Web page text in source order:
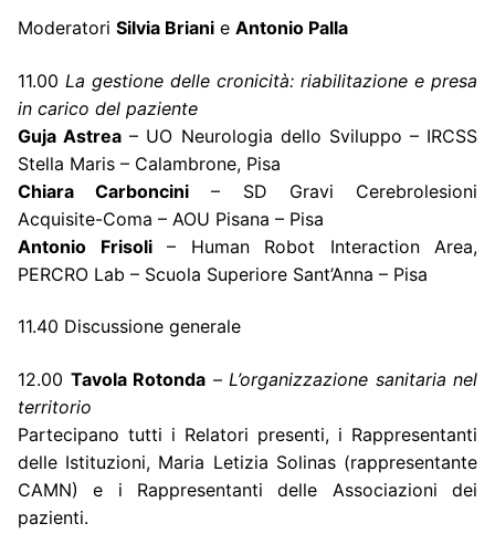
Moderatori Silvia Briani e Antonio Palla
11.00 La gestione delle cronicità: riabilitazione e presa
in carico del paziente
Guja Astrea – UO Neurologia dello Sviluppo – IRCSS
Stella Maris – Calambrone, Pisa
Chiara Carboncini – SD Gravi Cerebrolesioni
Acquisite-Coma – AOU Pisana – Pisa
Antonio Frisoli– Human Robot Interaction Area,
PERCRO Lab – Scuola Superiore Sant’Anna – Pisa
11.40 Discussione generale
12.00 Tavola Rotonda – L’organizzazione sanitaria nel
territorio
Partecipano tutti i Relatori presenti, i Rappresentanti
delle Istituzioni, Maria Letizia Solinas (rappresentante
CAMN) e i Rappresentanti delle Associazioni dei
pazienti.